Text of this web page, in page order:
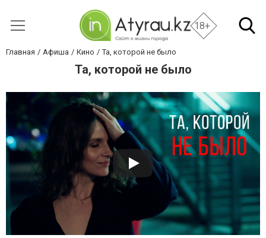
18+
Главная Афиша Кино Та, которой не было
Та, которой не было